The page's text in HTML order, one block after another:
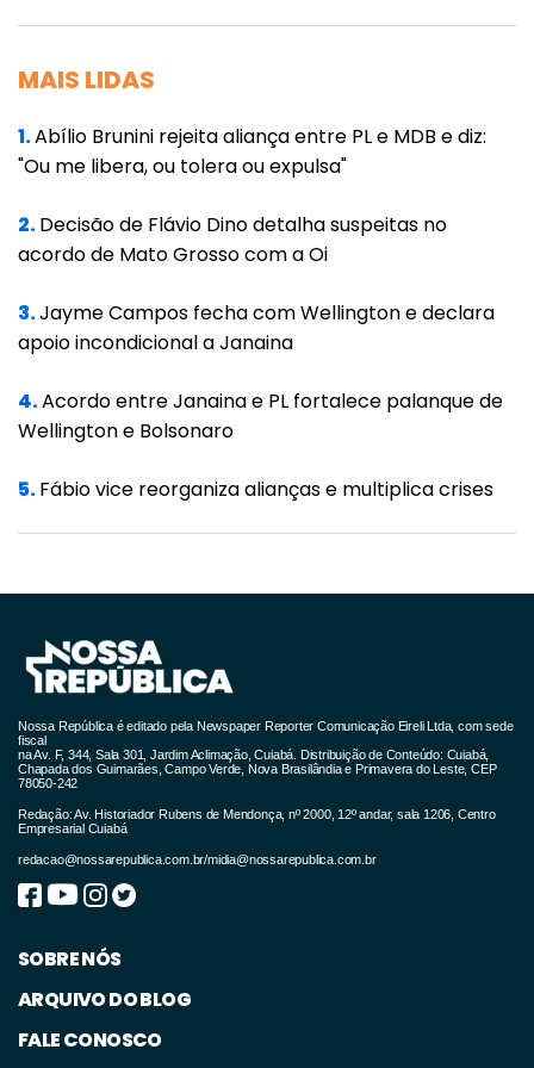
dono da loja (Valdemar) parece disposto a
momento, dependendo de quem aparecer
MAIS LIDAS
1.Abílio Brunini rejeita aliança entre PL e MDB e diz:
"Ou me libera, ou tolera ou expulsa"
2.Decisão de Flávio Dino detalha suspeitas no
acordo de Mato Grosso com a Oi
3.Jayme Campos fecha com Wellington e declara
apoio incondicional a Janaina
4.Acordo entre Janaina e PL fortalece palanque de
Wellington e Bolsonaro
5.Fábio vice reorganiza alianças e multiplica crises
Nossa República é editado pela Newspaper Reporter Comunicação Eireli Ltda, com sede
fiscal
na Av. F, 344, Sala 301, Jardim Aclimação, Cuiabá. Distribuição de Conteúdo: Cuiabá,
Chapada dos Guimarães, Campo Verde, Nova Brasilândia e Primavera do Leste, CEP
78050-242
Redação: Av. Historiador Rubens de Mendonça, nº 2000, 12º andar, sala 1206, Centro
Empresarial Cuiabá
redacao@nossarepublica.com.br/midia@nossarepublica.com.br
SOBRE NÓS
ARQUIVO DO BLOG
FALE CONOSCO